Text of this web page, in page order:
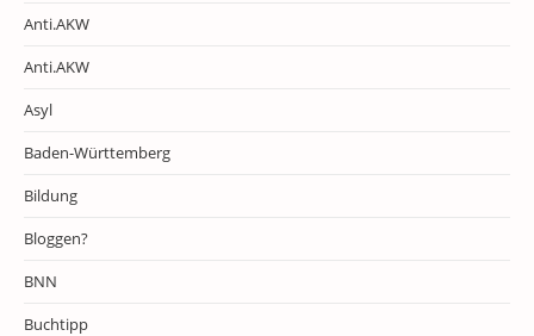
Anti.AKW
Anti.AKW
Asyl
Baden-Württemberg
Bildung
Bloggen?
BNN
Buchtipp